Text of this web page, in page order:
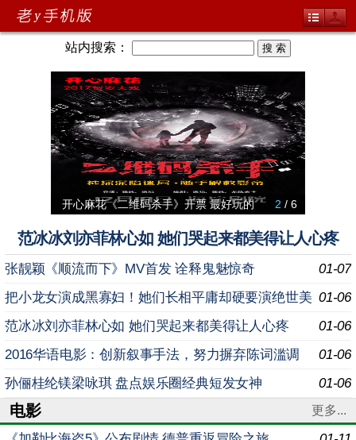
站内搜索：
开心麻花《二维码杀手》开票 最好玩的 2 / 6
范冰冰刘亦菲林心如 她们哭起来都美得让人心疼
01-07
张靓颖《顺流而下》MV首发 诠释鬼魅惊奇
01-06
把小龙女演成黑寡妇！她们长相平庸却硬要演绝世美
女
01-06
范冰冰刘亦菲林心如 她们哭起来都美得让人心疼
01-06
2016华语电影：创新叙事手法，努力摒弃陈词滥调
01-06
孙俪桂纶镁梁咏琪 盘点娱乐圈经典短发女神
电影 更多...